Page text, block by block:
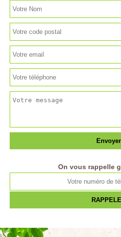
On vous rappelle